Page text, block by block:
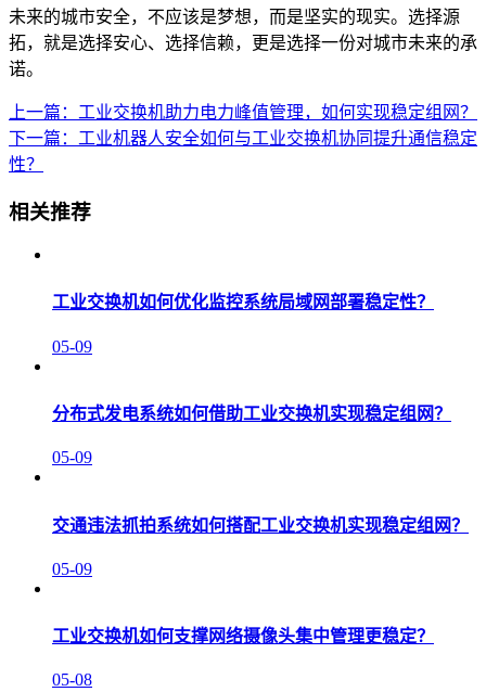
未来的城市安全，不应该是梦想，而是坚实的现实。选择源
拓，就是选择安心、选择信赖，更是选择一份对城市未来的承
诺。
上一篇：工业交换机助力电力峰值管理，如何实现稳定组网？
下一篇：工业机器人安全如何与工业交换机协同提升通信稳定
性？
相关推荐
工业交换机如何优化监控系统局域网部署稳定性？
05-09
分布式发电系统如何借助工业交换机实现稳定组网？
05-09
交通违法抓拍系统如何搭配工业交换机实现稳定组网？
05-09
工业交换机如何支撑网络摄像头集中管理更稳定？
05-08